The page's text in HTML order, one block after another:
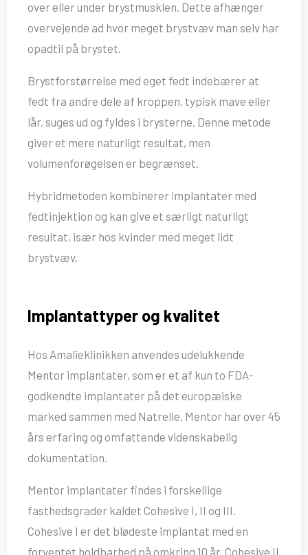
over eller under brystmusklen. Dette afhænger
overvejende ad hvor meget brystvæv man selv har
opadtil på brystet.
Brystforstørrelse med eget fedt indebærer at
fedt fra andre dele af kroppen, typisk mave eller
lår, suges ud og fyldes i brysterne. Denne metode
giver et mere naturligt resultat, men
volumenforøgelsen er begrænset.
Hybridmetoden kombinerer implantater med
fedtinjektion og kan give et særligt naturligt
resultat, især hos kvinder med meget lidt
brystvæv.
Implantattyper og kvalitet
Hos Amalieklinikken anvendes udelukkende
Mentor implantater, som er et af kun to FDA-
godkendte implantater på det europæiske
marked sammen med Natrelle. Mentor har over 45
års erfaring og omfattende videnskabelig
dokumentation.
Mentor implantater findes i forskellige
fasthedsgrader kaldet Cohesive I, II og III.
Cohesive I er det blødeste implantat med en
forventet holdbarhed på omkring 10 år. Cohesive II